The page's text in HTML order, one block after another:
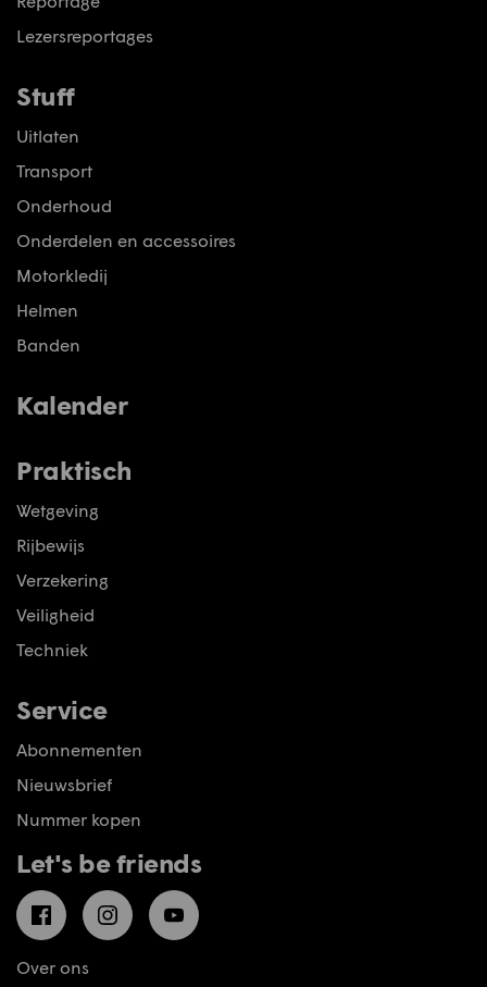
Lezersreportages
Stuff
Uitlaten
Transport
Onderhoud
Onderdelen en accessoires
Motorkledij
Helmen
Banden
Kalender
Praktisch
Wetgeving
Rijbewijs
Verzekering
Veiligheid
Techniek
Service
Abonnementen
Nieuwsbrief
Nummer kopen
Let's be friends
FacebookInstagramYouTube
Over ons